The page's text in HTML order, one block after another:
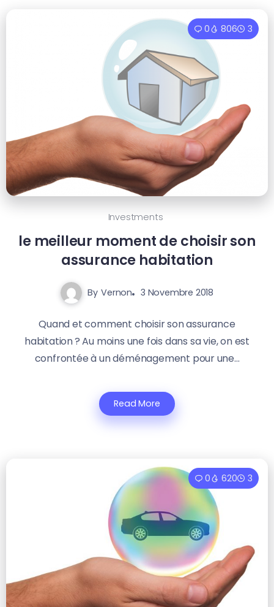
0 806 3
Investments
le meilleur moment de choisir son
assurance habitation
By Vernon 3 Novembre 2018
Quand et comment choisir son assurance
habitation ? Au moins une fois dans sa vie, on est
confrontée à un déménagement pour une...
Read More
0 620 3